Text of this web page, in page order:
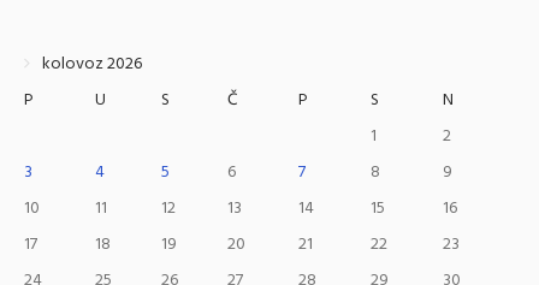
kolovoz 2026
P
U S Č P S
N
1
2
3
4 5 6 7 8
9
10
11 12 13 14 15
16
17
18 19 20 21 22
23